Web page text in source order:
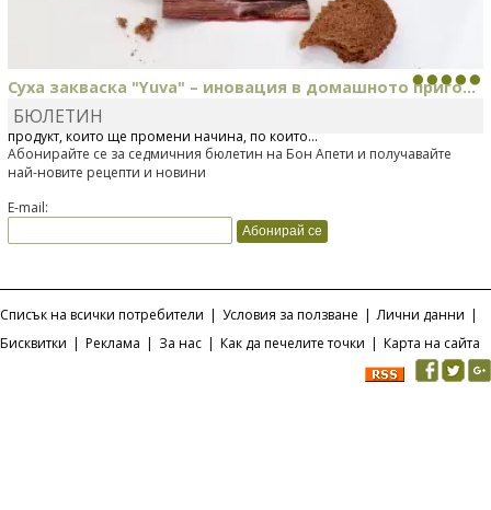
Суха закваска "Yuva" – иновация в домашното приго...
Отскоро Лесафр България стартира предлагането на изцяло нов
продукт, който ще промени начина, по който...
БЮЛЕТИН
Абонирайте се за седмичния бюлетин на Бон Апети и получавайте
най-новите рецепти и новини
E-mail:
Списък на всички потребители | Условия за ползване | Лични данни |
Бисквитки | Реклама | За нас | Как да печелите точки | Карта на сайта